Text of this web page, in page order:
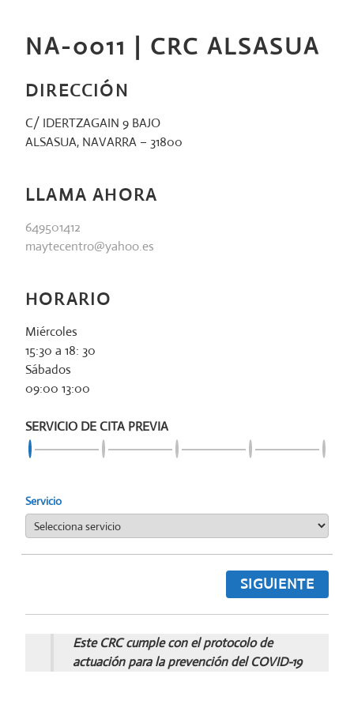
contenidoNA-0011 | CRC ALSASUA
DIRECCIÓN
C/ IDERTZAGAIN 9 BAJO
ALSASUA, NAVARRA – 31800
LLAMA AHORA
649501412
maytecentro@yahoo.es
HORARIO
Miércoles
15:30 a 18: 30
Sábados
09:00 13:00
SERVICIO DE CITA PREVIA
Servicio
SIGUIENTE
Este CRC cumple con el protocolo de
actuación para la prevención del COVID-19